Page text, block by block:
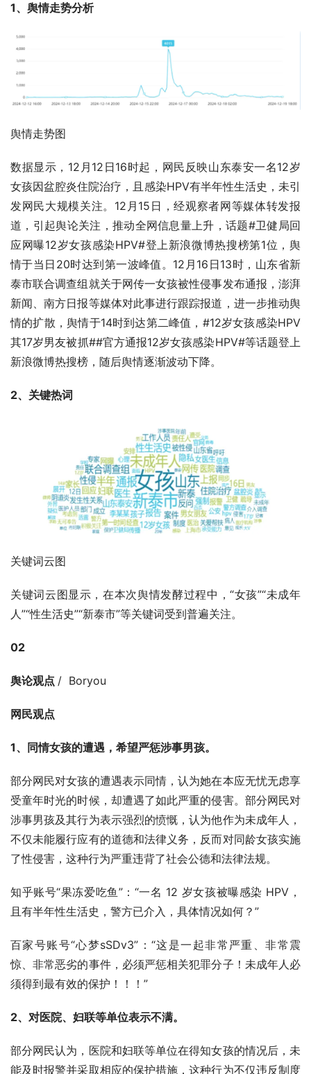
1、舆情走势分析
舆情走势图
数据显示，12月12日16时起，网民反映山东泰安一名12岁
女孩因盆腔炎住院治疗，且感染HPV有半年性生活史，未引
发网民大规模关注。12月15日，经观察者网等媒体转发报
道，引起舆论关注，推动全网信息量上升，话题#卫健局回
应网曝12岁女孩感染HPV#登上新浪微博热搜榜第1位，舆
情于当日20时达到第一波峰值。12月16日13时，山东省新
泰市联合调查组就关于网传一女孩被性侵事发布通报，澎湃
新闻、南方日报等媒体对此事进行跟踪报道，进一步推动舆
情的扩散，舆情于14时到达第二峰值，#12岁女孩感染HPV
其17岁男友被抓##官方通报12岁女孩感染HPV#等话题登上
新浪微博热搜榜，随后舆情逐渐波动下降。
2、关键热词
关键词云图
关键词云图显示，在本次舆情发酵过程中，“女孩”“未成年
人”“性生活史”“新泰市”等关键词受到普遍关注。
02
舆论观点 /  Boryou
网民观点
1、同情女孩的遭遇，希望严惩涉事男孩。
部分网民对女孩的遭遇表示同情，认为她在本应无忧无虑享
受童年时光的时候，却遭遇了如此严重的侵害。部分网民对
涉事男孩及其行为表示强烈的愤慨，认为他作为未成年人，
不仅未能履行应有的道德和法律义务，反而对同龄女孩实施
了性侵害，这种行为严重违背了社会公德和法律法规。
知乎账号“果冻爱吃鱼”：“一名 12 岁女孩被曝感染 HPV，
且有半年性生活史，警方已介入，具体情况如何？”
百家号账号“心梦sSDv3”：“这是一起非常严重、非常震
惊、非常恶劣的事件，必须严惩相关犯罪分子！未成年人必
须得到最有效的保护！！！”
2、对医院、妇联等单位表示不满。
部分网民认为，医院和妇联等单位在得知女孩的情况后，未
能及时报警并采取相应的保护措施，这种行为不仅违反制度